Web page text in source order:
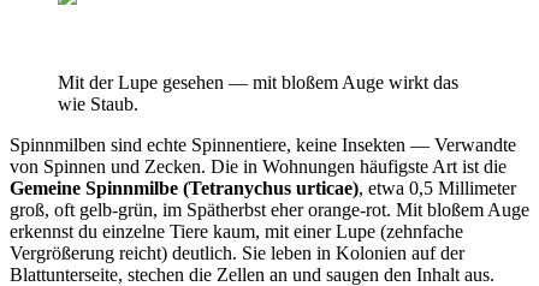
Mit der Lupe gesehen — mit bloßem Auge wirkt das
wie Staub.
Spinnmilben sind echte Spinnentiere, keine Insekten — Verwandte
von Spinnen und Zecken. Die in Wohnungen häufigste Art ist die
Gemeine Spinnmilbe (Tetranychus urticae), etwa 0,5 Millimeter
groß, oft gelb-grün, im Spätherbst eher orange-rot. Mit bloßem Auge
erkennst du einzelne Tiere kaum, mit einer Lupe (zehnfache
Vergrößerung reicht) deutlich. Sie leben in Kolonien auf der
Blattunterseite, stechen die Zellen an und saugen den Inhalt aus.